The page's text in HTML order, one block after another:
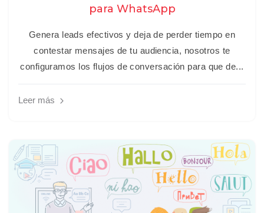
para WhatsApp
Genera leads efectivos y deja de perder tiempo en
contestar mensajes de tu audiencia, nosotros te
configuramos los flujos de conversación para que de...
Leer más